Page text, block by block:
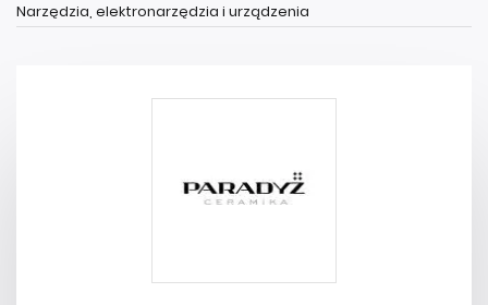
Narzędzia, elektronarzędzia i urządzenia